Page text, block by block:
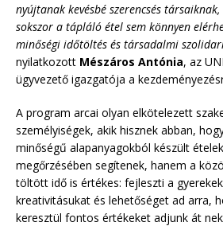
nyújtanak kevésbé szerencsés
sokszor a tápláló étel sem könnyen
minőségi időtöltés és társadalmi
nyilatkozott Mészáros Antónia, az
ügyvezető igazgatója a
A program arcai olyan elkötelezett
személyiségek, akik hisznek abban,
minőségű alapanyagokból készült
megőrzésében segítenek, hanem a
töltött idő is értékes: fejleszti a
kreativitásukat és lehetőséget ad arra,
keresztül fontos értékeket adjunk át